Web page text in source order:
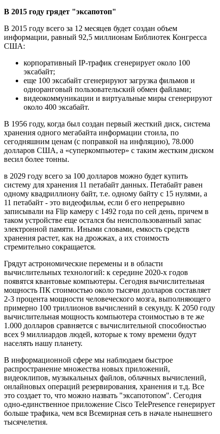
В 2015 году грядет "эксапотоп"
В 2015 году всего за 12 месяцев будет создан объем
информации, равный 92,5 миллионам Библиотек Конгресса
США:
корпоративный IP-трафик сгенерирует около 100
эксабайт;
еще 100 эксабайт сгенерируют загрузка фильмов и
одноранговый пользовательский обмен файлами;
видеокоммуникации и виртуальные миры сгенерируют
около 400 эксабайт.
В 1956 году, когда был создан первый жесткий диск, система
хранения одного мегабайта информации стоила, по
сегодняшним ценам (с поправкой на инфляцию), 78.000
долларов США, а «суперкомпьютер» с таким жестким диском
весил более тонны.
в 2029 году всего за 100 долларов можно будет купить
систему для хранения 11 петабайт данных. Петабайт равен
одному квадриллиону байт, т.е. одному байту с 15 нулями, а
11 петабайт - это видеофильм, если б его непрерывно
записывали на Flip камеру с 1492 года по сей день, причем в
таком устройстве еще остался бы неиспользованный запас
электронной памяти. Иными словами, емкость средств
хранения растет, как на дрожжах, а их стоимость
стремительно сокращается.
Грядут астрономические перемены и в области
вычислительных технологий: к середине 2020-х годов
появятся квантовые компьютеры. Сегодня вычислительная
мощность ПК стоимостью около тысячи долларов составляет
2-3 процента мощности человеческого мозга, выполняющего
примерно 100 триллионов вычислений в секунду. К 2050 году
вычислительная мощность компьютера стоимостью в те же
1.000 долларов сравняется с вычислительной способностью
всех 9 миллиардов людей, которые к тому времени будут
населять нашу планету.
В информационной сфере мы наблюдаем быстрое
распространение множества новых приложений,
видеоклипов, музыкальных файлов, облачных вычислений,
онлайновых операций резервирования, хранения и т.д. Все
это создает то, что можно назвать "эксапотопом". Сегодня
одно-единственное приложение Cisco TelePresence генерирует
больше трафика, чем вся Всемирная сеть в начале нынешнего
тысячелетия.